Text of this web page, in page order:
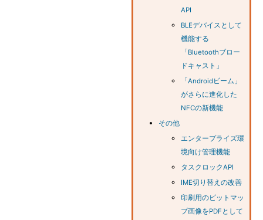
API
BLEデバイスとして
機能する
「Bluetoothブロー
ドキャスト」
「Androidビーム」
がさらに進化した
NFCの新機能
その他
エンタープライズ環
境向け管理機能
タスクロックAPI
IME切り替えの改善
印刷用のビットマッ
プ画像をPDFとして